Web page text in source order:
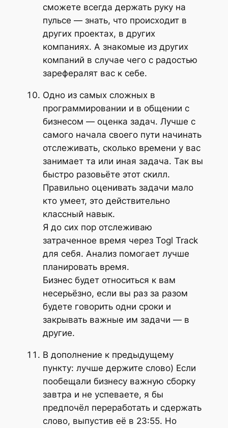
сможете всегда держать руку на
пульсе — знать, что происходит в
других проектах, в других
компаниях. А знакомые из других
компаний в случае чего с радостью
зарефералят вас к себе.
Одно из самых сложных в
программировании и в общении с
бизнесом — оценка задач. Лучше с
самого начала своего пути начинать
отслеживать, сколько времени у вас
занимает та или иная задача. Так вы
быстро разовьёте этот скилл.
Правильно оценивать задачи мало
кто умеет, это действительно
классный навык.
Я до сих пор отслеживаю
затраченное время через Togl Track
для себя. Анализ помогает лучше
планировать время.
Бизнес будет относиться к вам
несерьёзно, если вы раз за разом
будете говорить одни сроки и
закрывать важные им задачи — в
другие.
В дополнение к предыдущему
пункту: лучше держите слово) Если
пообещали бизнесу важную сборку
завтра и не успеваете, я бы
предпочёл переработать и сдержать
слово, выпустив её в 23:55. Но